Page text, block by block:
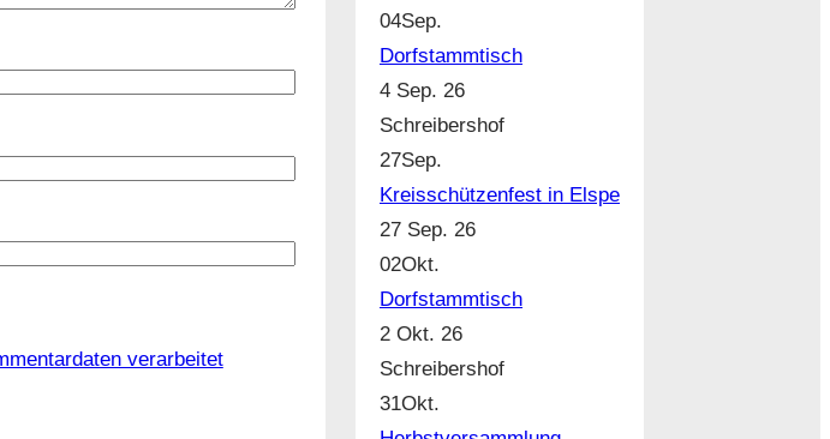
verarbeitet
04Sep.
Dorfstammtisch
4 Sep. 26
Schreibershof
27Sep.
Kreisschützenfest in Elspe
27 Sep. 26
02Okt.
Dorfstammtisch
2 Okt. 26
Schreibershof
31Okt.